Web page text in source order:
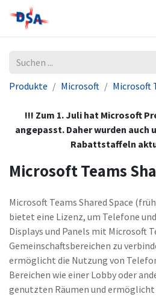
Produkte Microsoft Microsoft
!!! Zum 1. Juli hat Microsoft
angepasst. Daher wurden auch
Rabattstaffeln
Microsoft Teams
Microsoft Teams Shared Space
bietet eine Lizenz, um Telefone
Displays und Panels mit Microsoft
Gemeinschaftsbereichen zu
ermöglicht die Nutzung von
Bereichen wie einer Lobby oder
genutzten Räumen und